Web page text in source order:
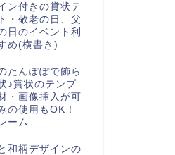
ン付きの賞状テ
・敬老の日、父
日のイベント利
め(横書き)
たんぽぽで飾ら
♪賞状のテンプ
・画像挿入が可
の使用もOK！
ーム
和柄デザインの